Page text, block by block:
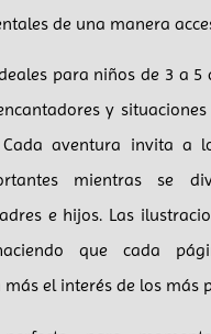
de una manera
para niños de 3 a
y
aventura invita a
mientras se
e hijos. Las
que cada
el interés de los más